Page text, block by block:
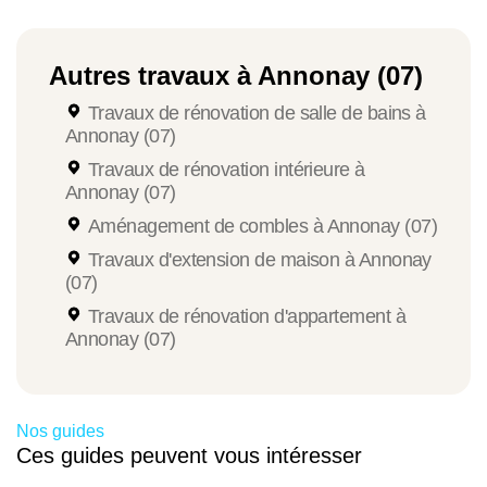
expertise particulière pour concilier préservation du
patrimoine et exigences de confort moderne. Nos
artisans maîtrisent les techniques traditionnelles
adaptées aux bâtiments historiques d'Annonay :
restauration de façades en pierre, reprise de
charpentes anciennes, rénovation d'escaliers en
bois. Nous conservons l'âme de ces demeures tout
en les adaptant aux standards actuels.
Rénovation de maisons en pierre
constructions robustes, souvent situées dans les
hameaux périphériques ou le long des vallées de la
Autres travaux à Annonay (07)
Travaux de rénovation de salle de bains à
Annonay (07)
Travaux de rénovation intérieure à
Annonay (07)
Aménagement de combles à Annonay (07)
Travaux d'extension de maison à Annonay
(07)
Travaux de rénovation d'appartement à
Annonay (07)
Nos guides
Ces guides peuvent vous intéresser